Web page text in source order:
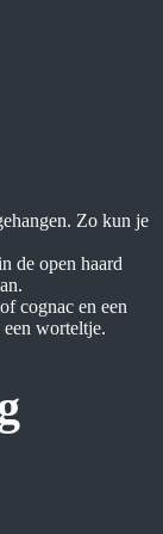
Zo kun je
de open haard
cognac en een
worteltje.